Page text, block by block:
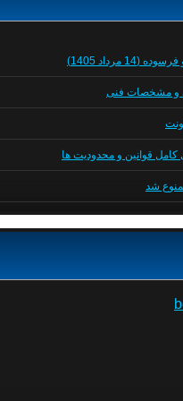
مرداد 1405)
کامل قوانین و محدودیت ها
شد